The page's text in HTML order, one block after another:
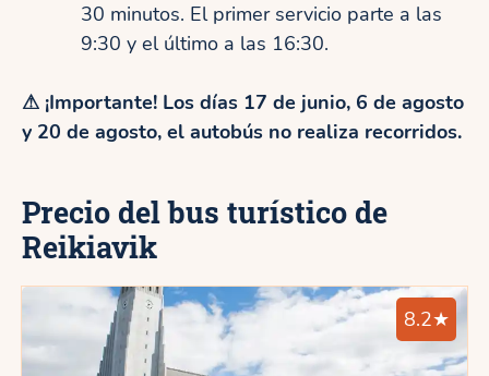
30 minutos. El primer servicio parte a las
9:30 y el último a las 16:30.
⚠ ¡Importante! Los días 17 de junio, 6 de agosto
y 20 de agosto, el autobús no realiza recorridos.
Precio del bus turístico de
Reikiavik
8.2★